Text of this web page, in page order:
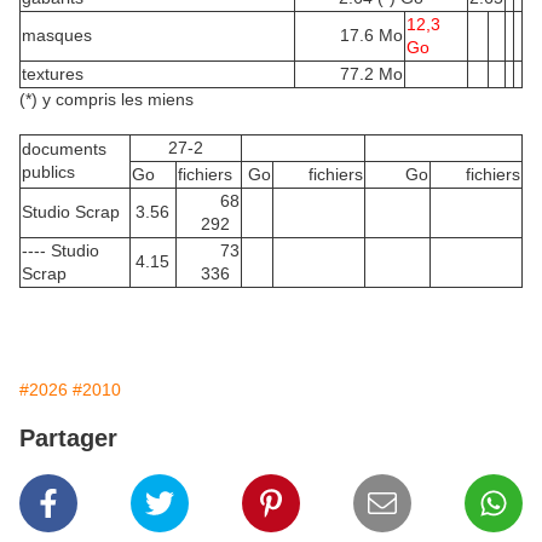
masques
17.6 Mo
12,3
Go
textures
77.2 Mo
(*) y compris les miens
documents
publics
27-2
Go
fichiers Go fichiers Go
fichiers
Studio Scrap
3.56
68
292
---- Studio
Scrap
4.15
73
336
#2026 #2010
Partager